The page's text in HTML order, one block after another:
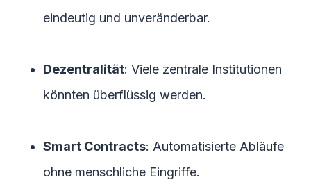
eindeutig und unveränderbar.
Dezentralität: Viele zentrale Institutionen
könnten überflüssig werden.
Smart Contracts: Automatisierte Abläufe
ohne menschliche Eingriffe.